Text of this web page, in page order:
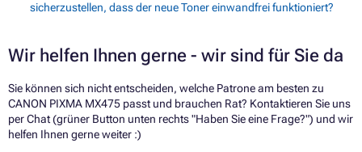
sicherzustellen, dass der neue Toner einwandfrei funktioniert?
Wir helfen Ihnen gerne - wir sind für Sie da
Sie können sich nicht entscheiden, welche Patrone am besten zu
CANON PIXMA MX475 passt und brauchen Rat? Kontaktieren Sie uns
per Chat (grüner Button unten rechts "Haben Sie eine Frage?") und wir
helfen Ihnen gerne weiter :)